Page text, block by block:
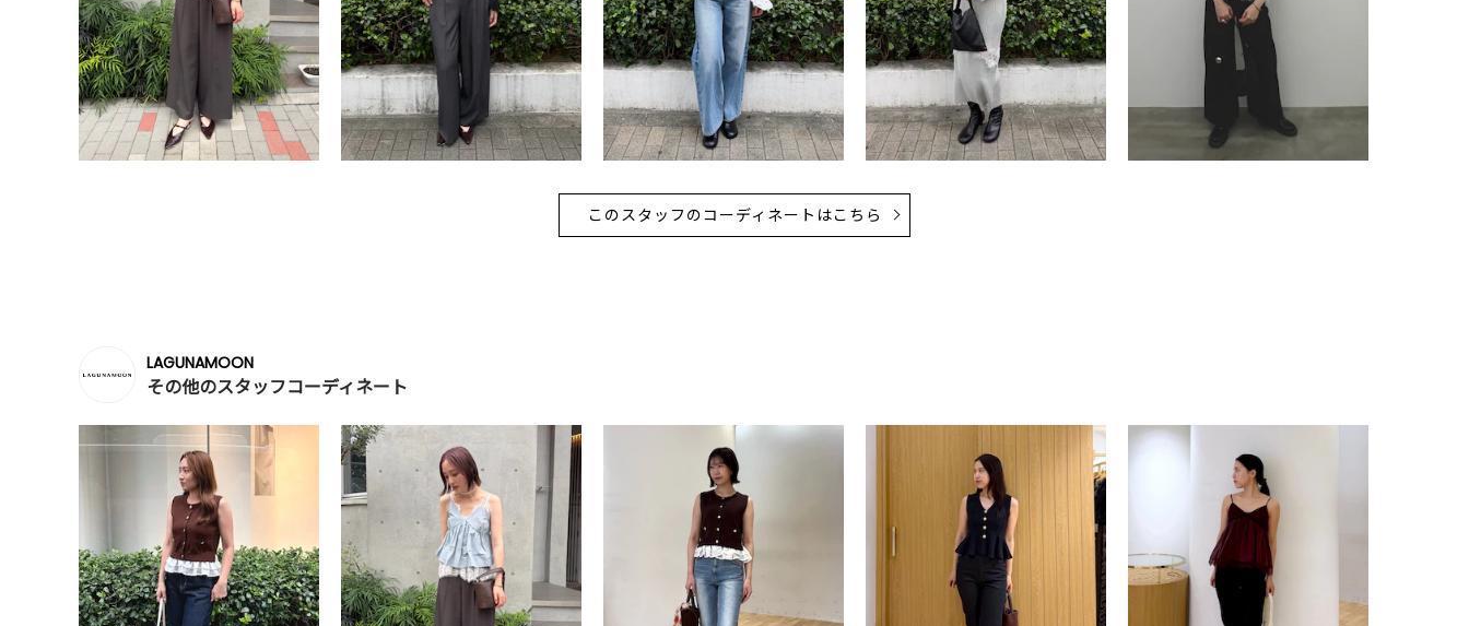
このスタッフのコーディネートはこちら
LAGUNAMOON
その他のスタッフコーディネート